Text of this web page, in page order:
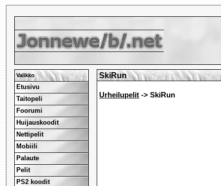
Valikko
Etusivu
Taitopeli
Foorumi
Huijauskoodit
Nettipelit
Mobiili
Palaute
Pelit
PS2 koodit
SkiRun
Urheilupelit -> SkiRun